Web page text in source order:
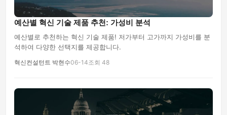
예산별 혁신 기술 제품 추천: 가성비 분석
예산별로 추천하는 혁신 기술 제품! 저가부터 고가까지 가성비를 분
석하여 다양한 선택지를 제공합니다.
혁신컨설턴트 박현수06-14조회 48